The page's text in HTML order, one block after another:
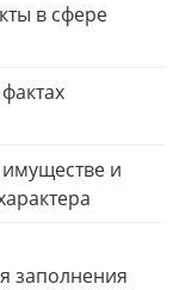
в сфере
и
заполнения